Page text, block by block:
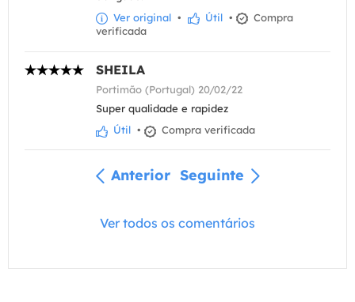
Ver original • Útil •
Compra
verificada
SHEILA
Portimão (Portugal) 20/02/22
Super qualidade e rapidez
Útil • Compra verificada
Anterior Seguinte
Ver todos os comentários